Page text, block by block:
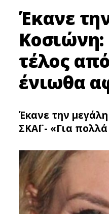
Έκανε
Κοσιώνη:
τέλος
ένιωθα
Έκανε την
ΣΚΑΪ - «Για